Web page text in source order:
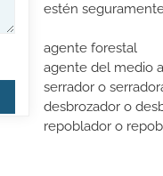
estén
agente forestal
agente del medio
serrador o
desbrozador o
repoblador o